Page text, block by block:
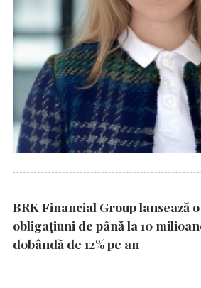
BRK Financial Group lansează
obligațiuni de până la 10
dobândă de 12% pe an